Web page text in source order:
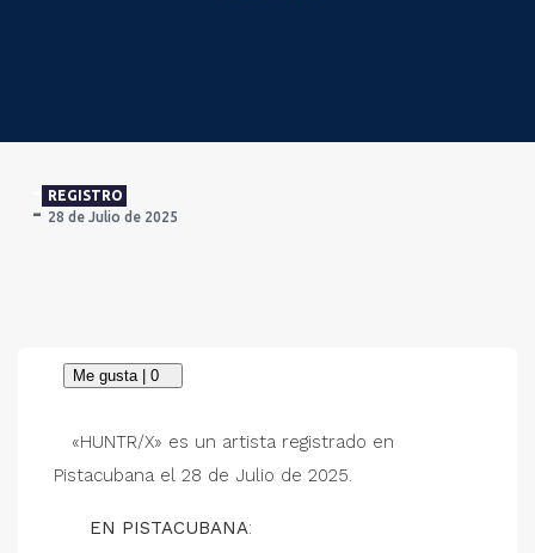
REGISTRO
28 de Julio de 2025
«HUNTR/X» es un artista registrado en
Pistacubana el 28 de Julio de 2025.
EN PISTACUBANA: